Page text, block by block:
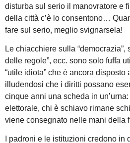
disturba sul serio il manovratore e
della città c’è lo consentono…
fare sul serio, meglio svignarsela!
Le chiacchiere sulla “democrazia”,
delle regole”, ecc. sono solo fuffa
“utile idiota” che è ancora disposto
illudendosi che i diritti possano
cinque anni una scheda in
elettorale, chi è schiavo rimane
viene consegnato nelle mani della
I padroni e le istituzioni credono in